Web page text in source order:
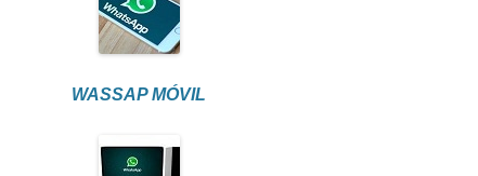
WASSAP MÓVIL